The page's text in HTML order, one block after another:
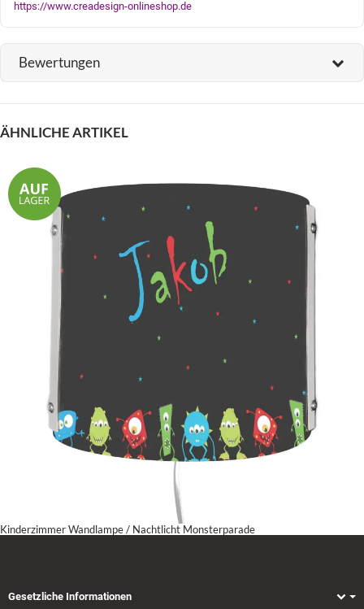
https://www.creadesign-onlineshop.de
Bewertungen
ÄHNLICHE ARTIKEL
Kinderzimmer Wandlampe / Nachtlicht Monsterparade
Gesetzliche Informationen